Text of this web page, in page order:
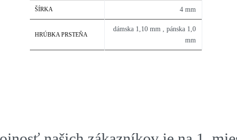
ŠÍRKA 4 mm
HRÚBKA PRSTEŇA
dámska 1,10 mm , pánska 1,0
mm